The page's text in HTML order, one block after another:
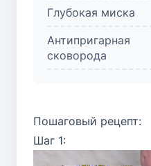
Глубокая миска
Антипригарная
сковорода
Пошаговый рецепт:
Шаг 1: